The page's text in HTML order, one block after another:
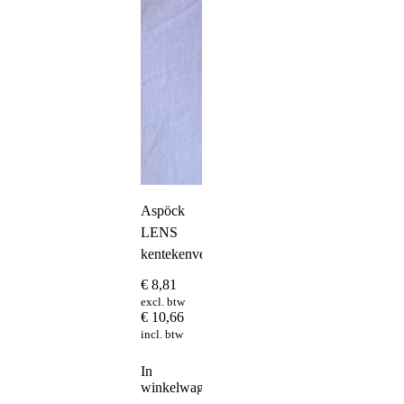
Aspöck
LENS
kentekenverlichting
€ 8,81
excl. btw
€ 10,66
incl. btw
In
winkelwagen